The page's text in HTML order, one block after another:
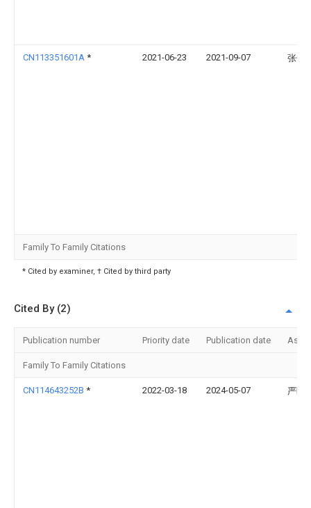
CN113351601A * 2021-06-23 2021-09-07 张佩
Family To Family Citations
* Cited by examiner, † Cited by third party
Cited By (2)
Publication number Priority date Publication date
Family To Family Citations
CN114643252B * 2022-03-18 2024-05-07 严盼